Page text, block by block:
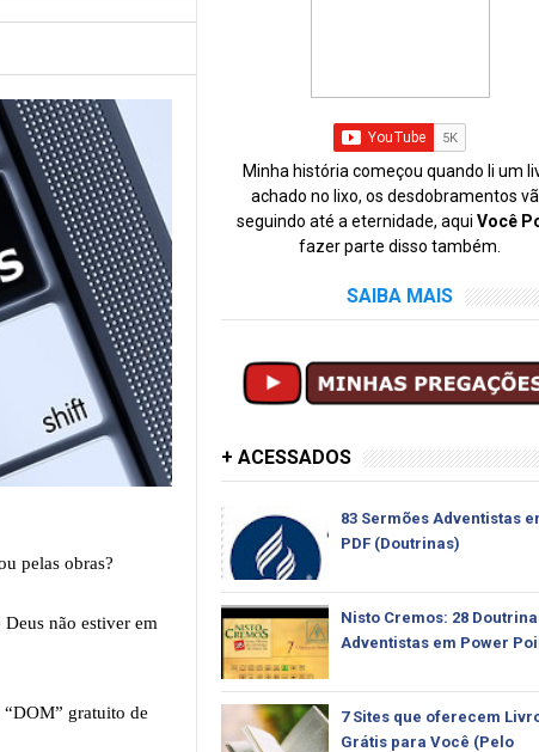
pelas obras?
não estiver em
gratuito de
Minha história começou quando li um
achado no lixo, os desdobramentos
seguindo até a eternidade, aqui Você
fazer parte disso também.
SAIBA MAIS
+ ACESSADOS
83 Sermões Adventistas
PDF (Doutrinas)
Nisto Cremos: 28
Adventistas em Power
7 Sites que oferecem
Grátis para Você (Pelo